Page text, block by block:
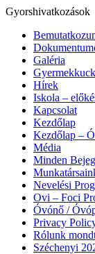
Gyorshivatkozások
Galéria
Hírek
Iskola –
Kapcsolat
Kezdőlap
Kezdőlap –
Média
Minden
Nevelési
Ovi – Foci
Óvónő /
Privacy
Rólunk
Széchenyi